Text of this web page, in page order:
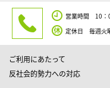
営業時間 10：
定休日 毎週火
ご利用にあたって
反社会的勢力への対応